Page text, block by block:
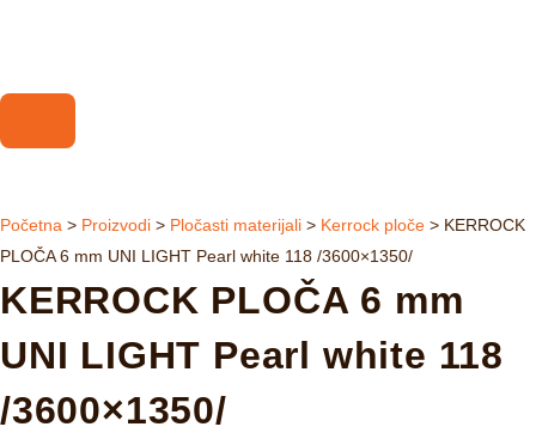
Početna > Proizvodi > Pločasti materijali > Kerrock ploče > KERROCK
PLOČA 6 mm UNI LIGHT Pearl white 118 /3600×1350/
KERROCK PLOČA 6 mm
UNI LIGHT Pearl white 118
/3600×1350/